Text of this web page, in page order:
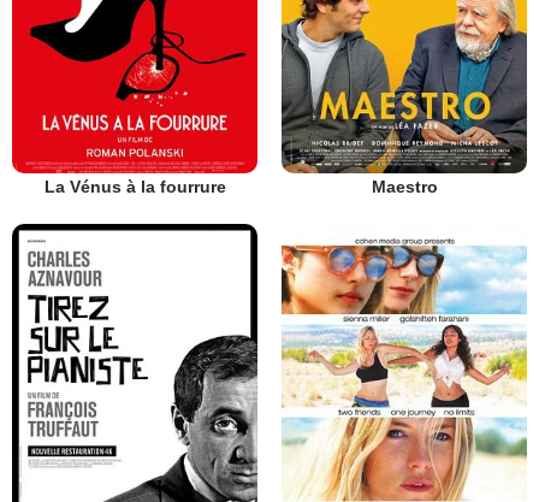
La Vénus à la fourrure Maestro